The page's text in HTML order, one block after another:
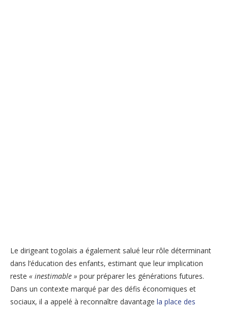
Le dirigeant togolais a également salué leur rôle déterminant
dans l’éducation des enfants, estimant que leur implication
reste « inestimable » pour préparer les générations futures.
Dans un contexte marqué par des défis économiques et
sociaux, il a appelé à reconnaître davantage la place des